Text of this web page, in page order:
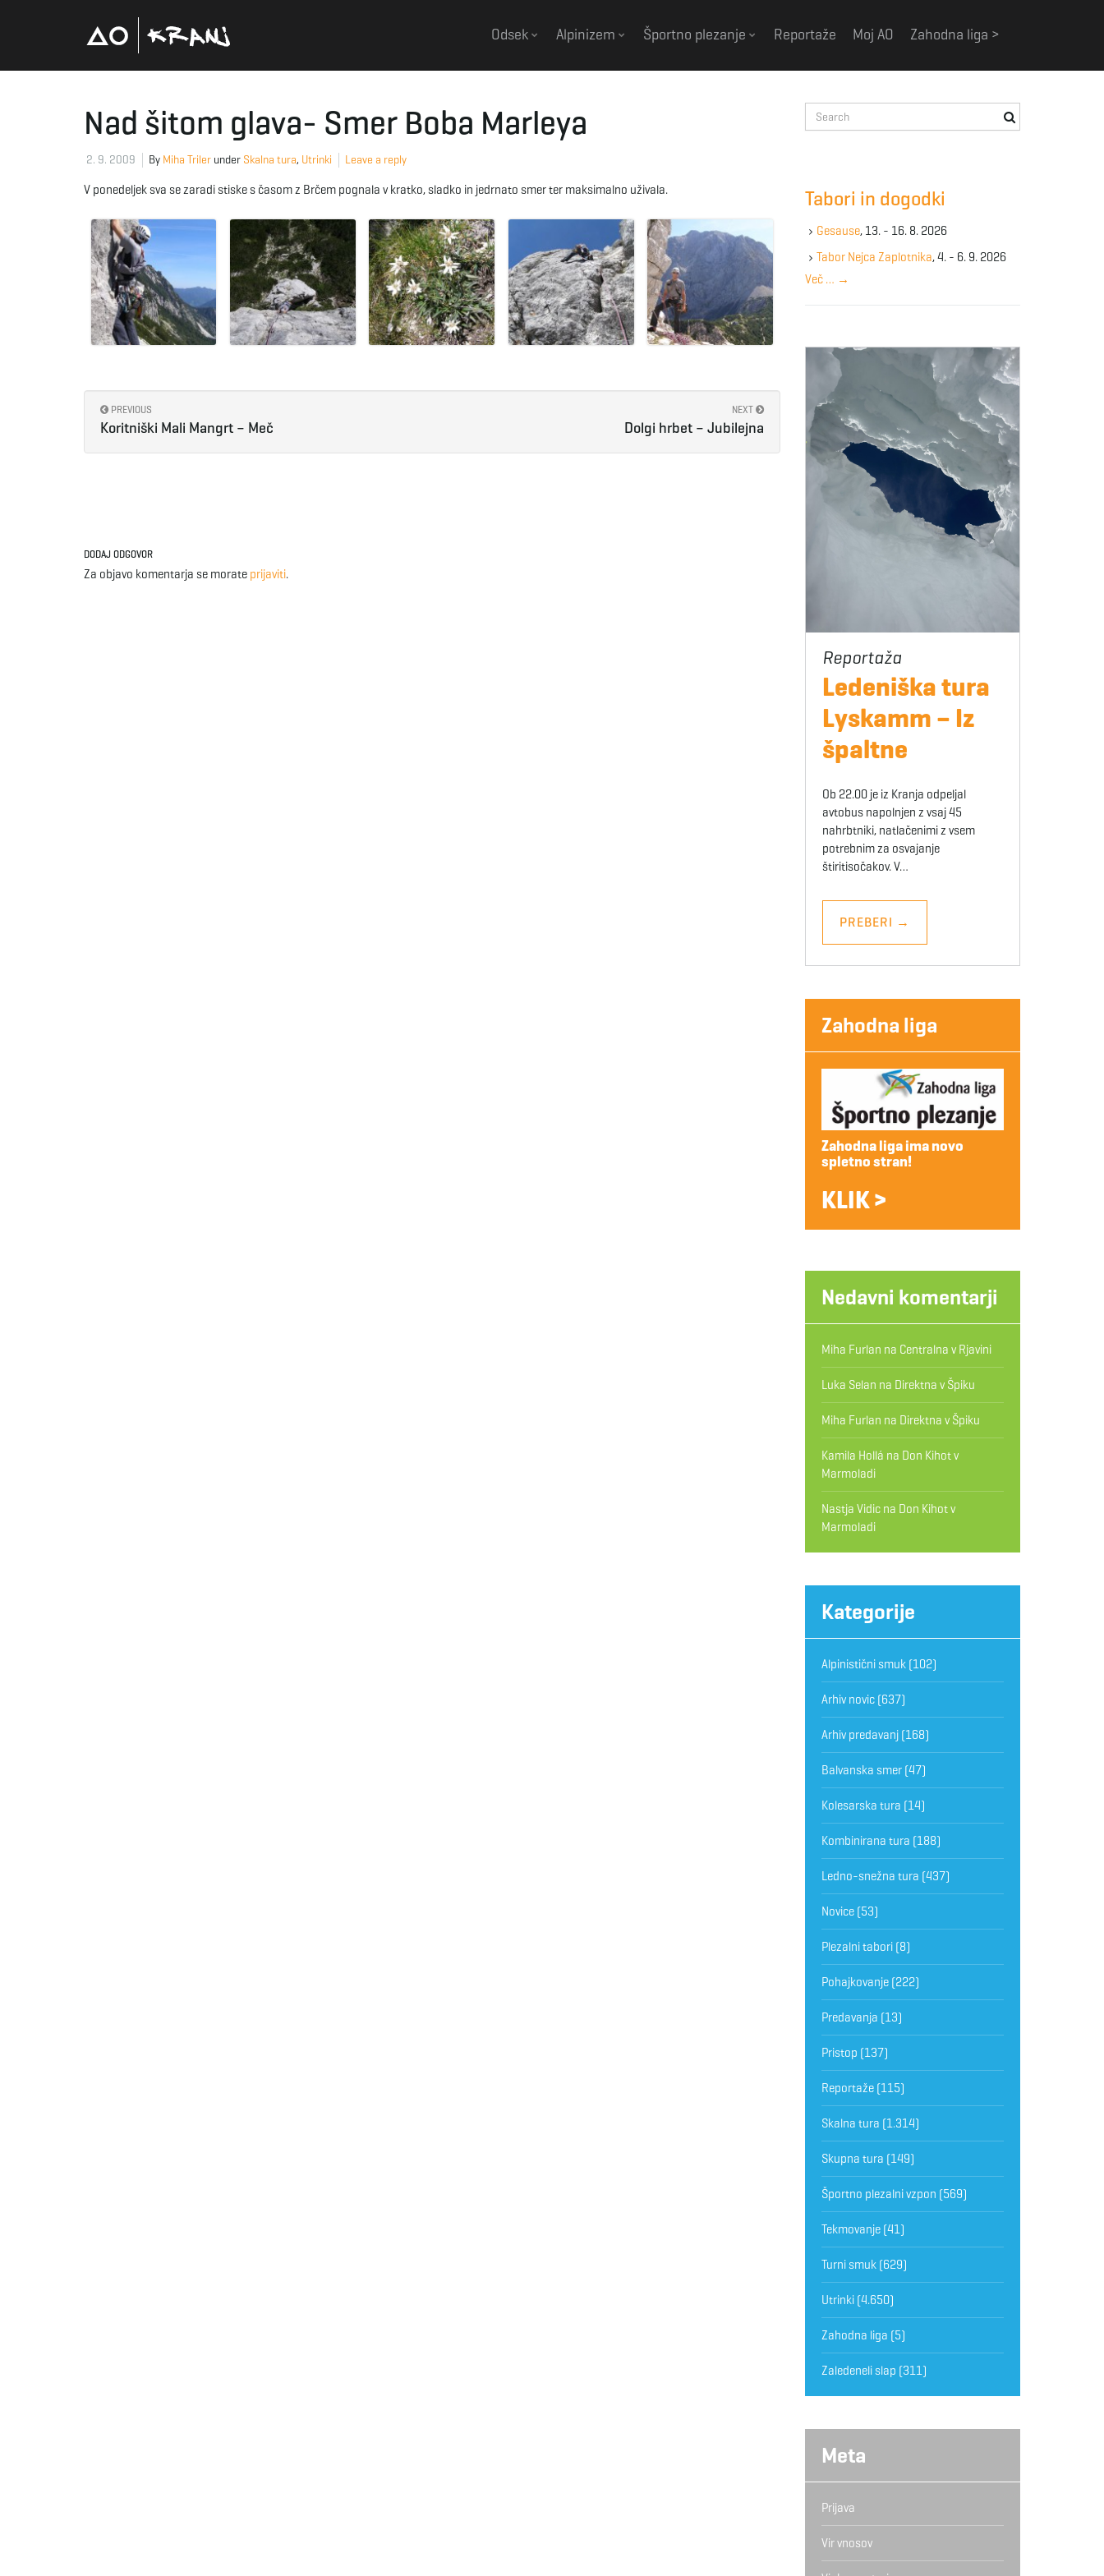
Odsek Alpinizem Športno plezanje Reportaže Moj AO Zahodna liga >
Nad šitom glava- Smer Boba Marleya
2. 9. 2009 By Miha Triler under Skalna tura, Utrinki Leave a reply
V ponedeljek sva se zaradi stiske s časom z Brčem pognala v kratko, sladko in jedrnato smer ter maksimalno uživala.
PREVIOUS
Koritniški Mali Mangrt – Meč
NEXT
Dolgi hrbet – Jubilejna
DODAJ ODGOVOR
Za objavo komentarja se morate prijaviti.
e
e
y
w
r
Tabori in dogodki
Gesause, 13. - 16. 8. 2026
Tabor Nejca Zaplotnika, 4. - 6. 9. 2026
Več … →
Ledeniška tura
Lyskamm – Iz
špaltne
Ob 22.00 je iz Kranja odpeljal
avtobus napolnjen z vsaj 45
nahrbtniki, natlačenimi z vsem
potrebnim za osvajanje
štiritisočakov. V…
PREBERI →
Zahodna liga
Zahodna liga ima novo
spletno stran!
KLIK >
Nedavni komentarji
Miha Furlan na Centralna v Rjavini
Luka Selan na Direktna v Špiku
Miha Furlan na Direktna v Špiku
Kamila Hollá na Don Kihot v
Marmoladi
Nastja Vidicna Don Kihot v
Marmoladi
Kategorije
Alpinistični smuk(102)
Arhiv novic(637)
Arhiv predavanj(168)
Balvanska smer(47)
Kolesarska tura (14)
Kombinirana tura (188)
Ledno-snežna tura (437)
Novice(53)
Plezalni tabori(8)
Pohajkovanje(222)
Predavanja (13)
Pristop (137)
Reportaže(115)
Skalna tura (1.314)
Skupna tura (149)
Športno plezalni vzpon (569)
Tekmovanje(41)
Turni smuk(629)
Utrinki(4.650)
Zahodna liga (5)
Zaledeneli slap (311)
Meta
Prijava
Vir vnosov